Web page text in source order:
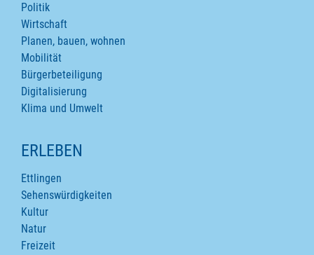
Politik
Wirtschaft
Planen, bauen, wohnen
Mobilität
Bürgerbeteiligung
Digitalisierung
Klima und Umwelt
ERLEBEN
Ettlingen
Sehenswürdigkeiten
Kultur
Natur
Freizeit